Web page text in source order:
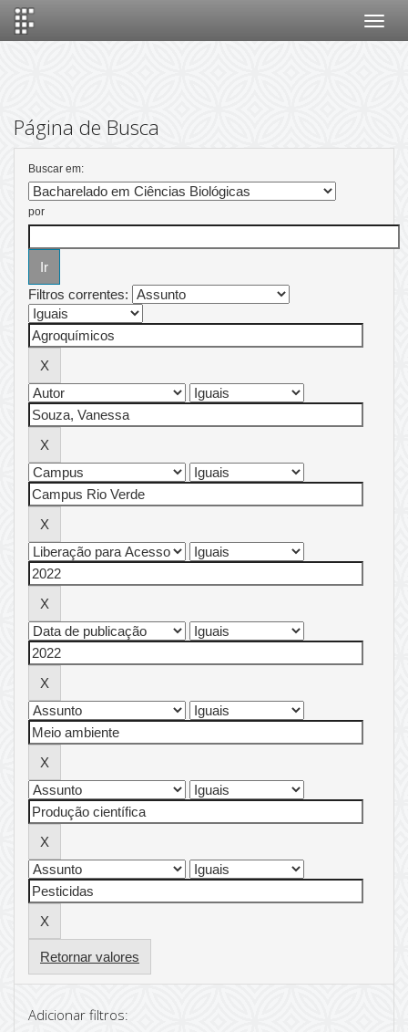
Página de Busca
Buscar em:
por
Filtros correntes:
Retornar valores
Adicionar filtros: